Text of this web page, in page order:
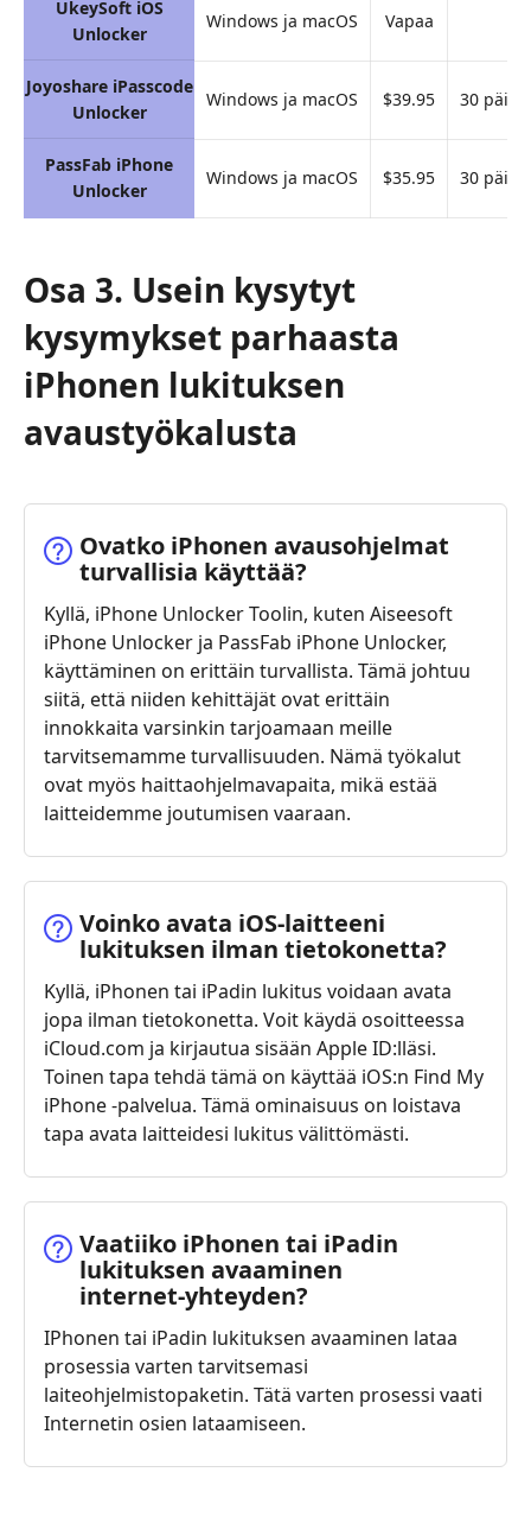
UkeySoft iOS
Unlocker
Joyoshare iPasscode
Unlocker
PassFab iPhone
Unlocker
Windows ja macOS Vapaa
Windows ja macOS $39.95 30
Windows ja macOS $35.95 30
Osa 3. Usein kysytyt
kysymykset parhaasta
iPhonen lukituksen
avaustyökalusta
Ovatko iPhonen avausohjelmat
turvallisia käyttää?
Kyllä, iPhone Unlocker Toolin, kuten Aiseesoft
iPhone Unlocker ja PassFab iPhone Unlocker,
käyttäminen on erittäin turvallista. Tämä johtuu
siitä, että niiden kehittäjät ovat erittäin
innokkaita varsinkin tarjoamaan meille
tarvitsemamme turvallisuuden. Nämä työkalut
ovat myös haittaohjelmavapaita, mikä estää
laitteidemme joutumisen vaaraan.
Voinko avata iOS‑laitteeni
lukituksen ilman tietokonetta?
Kyllä, iPhonen tai iPadin lukitus voidaan avata
jopa ilman tietokonetta. Voit käydä osoitteessa
iCloud.com ja kirjautua sisään Apple ID:lläsi.
Toinen tapa tehdä tämä on käyttää iOS:n Find My
iPhone -palvelua. Tämä ominaisuus on loistava
tapa avata laitteidesi lukitus välittömästi.
Vaatiiko iPhonen tai iPadin
lukituksen avaaminen
internet‑yhteyden?
IPhonen tai iPadin lukituksen avaaminen lataa
prosessia varten tarvitsemasi
laiteohjelmistopaketin. Tätä varten prosessi vaati
Internetin osien lataamiseen.